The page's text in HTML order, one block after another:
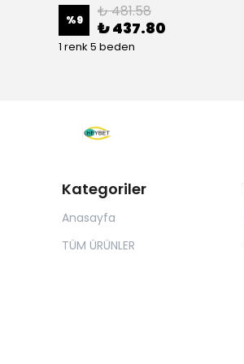
%9 ₺ 481.58
₺ 437.80
1 renk 5 beden
Kategoriler
Anasayfa
TÜM ÜRÜNLER